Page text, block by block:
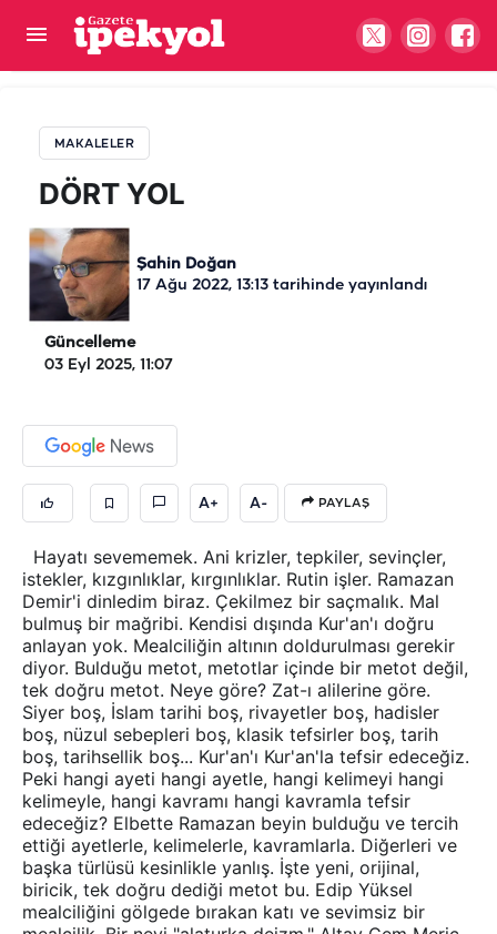
MAKALELER
DÖRT YOL
Şahin Doğan
17 Ağu 2022, 13:13 tarihinde yayınlandı
Güncelleme
03 Eyl 2025, 11:07
A+ A- PAYLAŞ
Hayatı sevememek. Ani krizler, tepkiler, sevinçler,
istekler, kızgınlıklar, kırgınlıklar. Rutin işler. Ramazan
Demir'i dinledim biraz. Çekilmez bir saçmalık. Mal
bulmuş bir mağribi. Kendisi dışında Kur'an'ı doğru
anlayan yok. Mealciliğin altının doldurulması gerekir
diyor. Bulduğu metot, metotlar içinde bir metot değil,
tek doğru metot. Neye göre? Zat-ı alilerine göre.
Siyer boş, İslam tarihi boş, rivayetler boş, hadisler
boş, nüzul sebepleri boş, klasik tefsirler boş, tarih
boş, tarihsellik boş... Kur'an'ı Kur'an'la tefsir edeceğiz.
Peki hangi ayeti hangi ayetle, hangi kelimeyi hangi
kelimeyle, hangi kavramı hangi kavramla tefsir
edeceğiz? Elbette Ramazan beyin bulduğu ve tercih
ettiği ayetlerle, kelimelerle, kavramlarla. Diğerleri ve
başka türlüsü kesinlikle yanlış. İşte yeni, orijinal,
biricik, tek doğru dediği metot bu. Edip Yüksel
mealciliğini gölgede bırakan katı ve sevimsiz bir
DÖRT YOL